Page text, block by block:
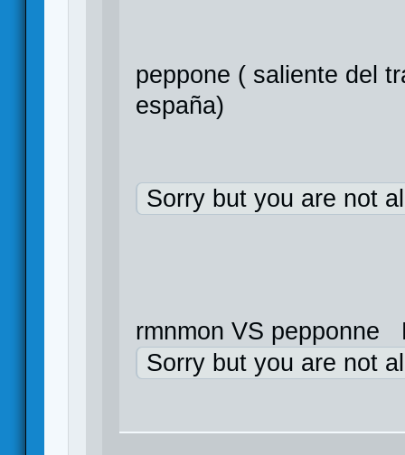
peppone ( saliente del
españa)
Sorry but you are not
rmnmon VS pepponne
Sorry but you are not